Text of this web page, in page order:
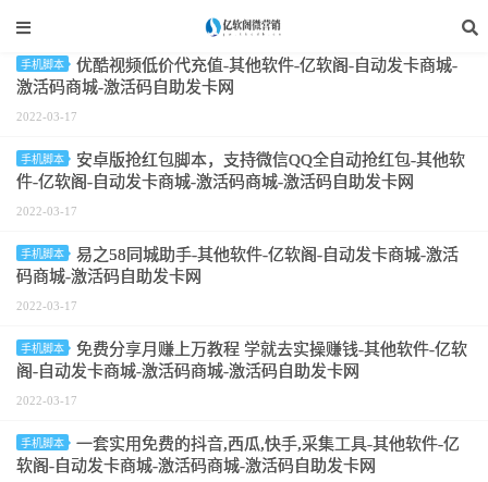
标签：客源采集
手机脚本
优酷视频低价代充值-其他软件-亿软阁-自动发卡商城-
激活码商城-激活码自助发卡网
2022-03-17
手机脚本
安卓版抢红包脚本，支持微信QQ全自动抢红包-其他软
件-亿软阁-自动发卡商城-激活码商城-激活码自助发卡网
2022-03-17
手机脚本
易之58同城助手-其他软件-亿软阁-自动发卡商城-激活
码商城-激活码自助发卡网
2022-03-17
手机脚本
免费分享月赚上万教程 学就去实操赚钱-其他软件-亿软
阁-自动发卡商城-激活码商城-激活码自助发卡网
2022-03-17
手机脚本
一套实用免费的抖音,西瓜,快手,采集工具-其他软件-亿
软阁-自动发卡商城-激活码商城-激活码自助发卡网